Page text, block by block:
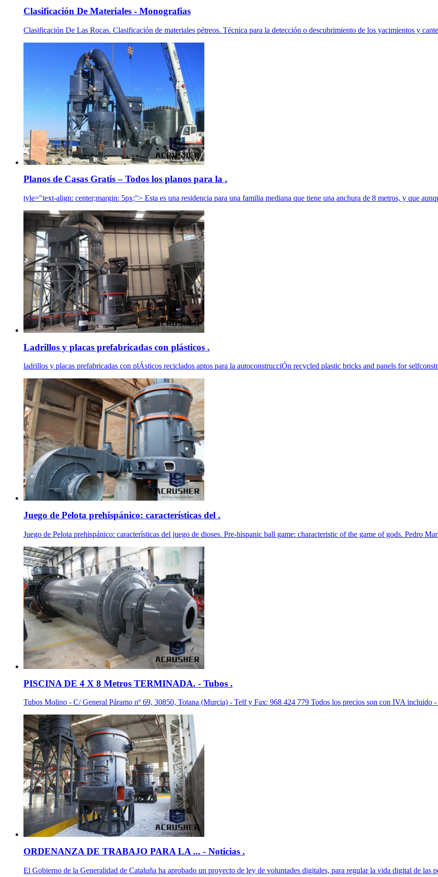
Clasificación De Materiales - Monografias
Clasificación De Las Rocas. Clasificación de materiales pétreos. Técnica para la detección o descubrimiento de los yacimientos y
Planos de Casas Gratis – Todos los planos para la .
tyle="text-align: center;margin: 5px;"> Esta es una residencia para una familia mediana que tiene una anchura de 8 metros, y que
Ladrillos y placas prefabricadas con plásticos .
ladrillos y placas prefabricadas con plÁsticos reciclados aptos para la autoconstrucciÓn recycled plastic bricks and panels for
Juego de Pelota prehispánico: características del .
Juego de Pelota prehispánico: características del juego de dioses. Pre-hispanic ball game: characteristic of the game of gods. Pedro
PISCINA DE 4 X 8 Metros TERMINADA. - Tubos .
Tubos Molino - C/ General Páramo nº 69, 30850, Totana (Murcia) - Telf y Fax: 968 424 779 Todos los precios son con IVA incluido
ORDENANZA DE TRABAJO PARA LA ... - Noticias .
El Gobierno de la Generalidad de Cataluña ha aprobado un proyecto de ley de voluntades digitales, para regular la vida digital de las